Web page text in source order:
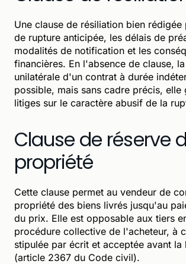
Une clause de résiliation bien
de rupture anticipée, les délais de
modalités de notification et les
financières. En l'absence de clause,
unilatérale d'un contrat à durée
possible, mais sans cadre précis, elle
litiges sur le caractère abusif de la
Clause de réserve
propriété
Cette clause permet au vendeur de
propriété des biens livrés jusqu'au
du prix. Elle est opposable aux tiers
procédure collective de l'acheteur, à
stipulée par écrit et acceptée avant la
(article 2367 du Code civil).